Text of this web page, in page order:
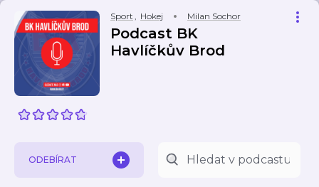
Sport , Hokej Milan Sochor
Podcast BK
Havlíčkův Brod
ODEBÍRAT